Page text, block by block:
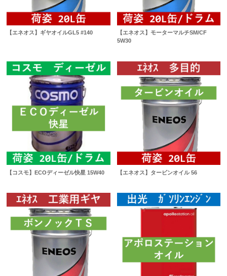
【エネオス】ギヤオイルGL5 #140
【エネオス】モーターマルチSM/CF
5W30
【コスモ】ECOディーゼル快星 15W40 【エネオス】タービンオイル 56